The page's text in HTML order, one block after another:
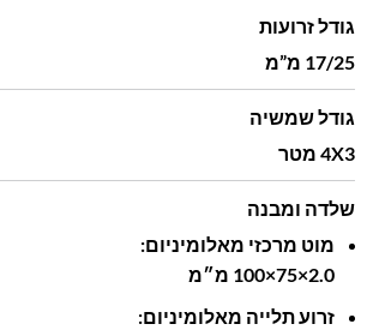
גודל זרועות
17/25 מ”מ
גודל שמשיה
4X3 מטר
שלדה ומבנה
מוט מרכזי מאלומיניום:
100×75×2.0‎
מ״מ
זרועתלייה מאלומיניום: